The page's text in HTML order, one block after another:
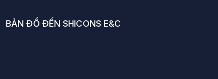
BẢN ĐỒ ĐẾN SHICONS E&C